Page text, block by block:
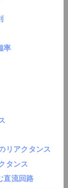
率
リアクタンス
タンス
直流回路